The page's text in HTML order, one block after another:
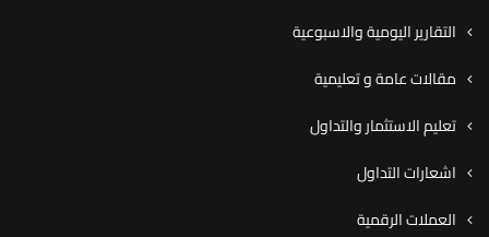
التقارير اليومية والاسبوعية
مقالات عامة و تعليمية
تعليم الاستثمار والتداول
اشعارات التداول
العملات الرقمية